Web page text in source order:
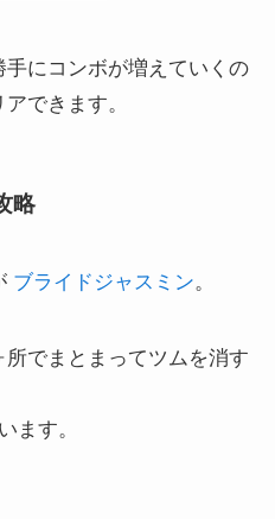
にコンボが増えていくの
できます。
略
ブライドジャスミン。
でまとまってツムを消す
ます。